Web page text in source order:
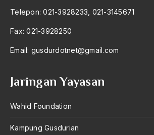
Jawa Timur
Telepon: 021-3928233, 021-3145671
Fax: 021-3928250
Email: gusdurdotnet@gmail.com
Jaringan Yayasan
Wahid Foundation
Kampung Gusdurian